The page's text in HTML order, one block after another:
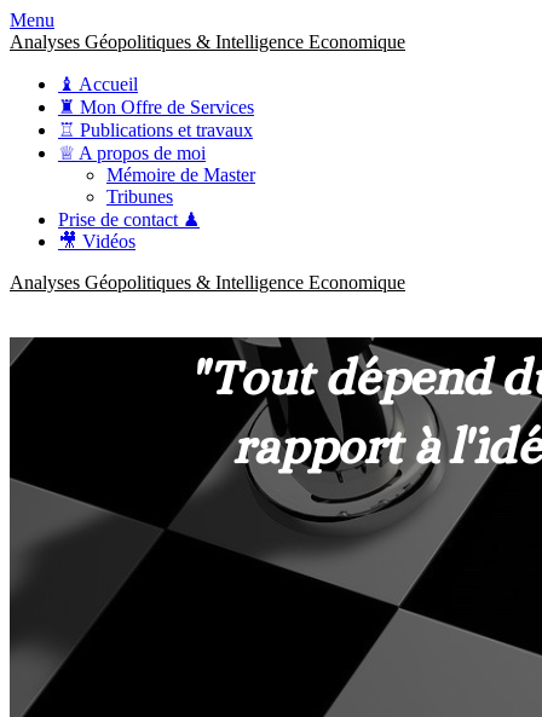
Menu
Analyses Géopolitiques & Intelligence Economique
♝ Accueil
♜ Mon Offre de Services
♖ Publications et travaux
♕ A propos de moi
Mémoire de Master
Tribunes
Prise de contact ♟
🎥 Vidéos
Analyses Géopolitiques & Intelligence Economique